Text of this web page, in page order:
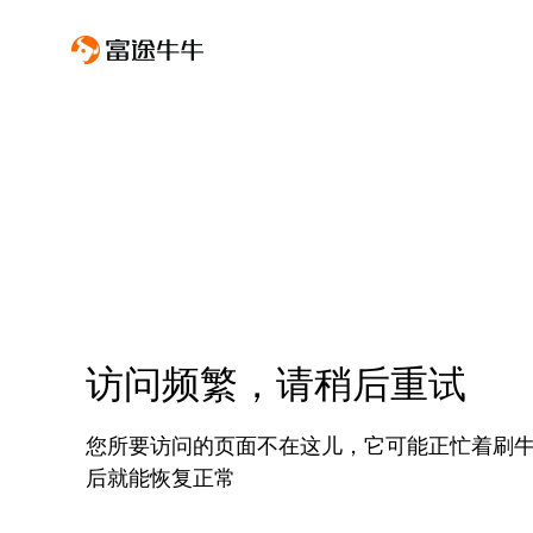
访问频繁，请稍后重试
您所要访问的页面不在这儿，它可能正忙着刷
后就能恢复正常